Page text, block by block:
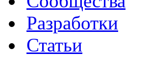
Разработки
Статьи